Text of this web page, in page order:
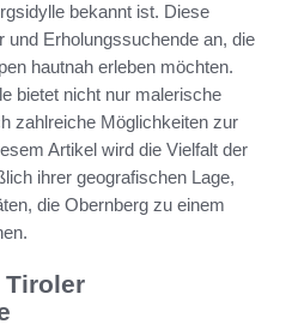
bekannt ist. Diese
und Erholungssuchende an, die
hautnah erleben möchten.
bietet nicht nur malerische
zahlreiche Möglichkeiten zur
Artikel wird die Vielfalt der
ihrer geografischen Lage,
die Obernberg zu einem
Tiroler